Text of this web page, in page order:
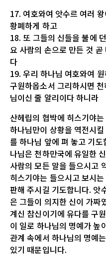
17. 여호와여 앗수르 여러
황폐하게 하고
18. 또 그들의 신들을 불에
요 사람의 손으로 만든 것
다
19. 우리 하나님 여호와여
구원하옵소서 그리하시면
님이신 줄 알리이다 하니라
산헤립의 협박에 히스기야
하나님만이 상황을 역전시
를 하나님 앞에 펴 놓고 기
나님은 천하만국에 유일한
사람의 모든 말을 들으시고
히스기야는 들으시고 보시
판해 주시길 기도합니다. 앗
은 그들이 의지한 신이 가짜
계신 참신이기에 유다를 구
이 일로 하나님의 명예가 높
관계 속에서 하나님의 명예
있기 때문입니다.